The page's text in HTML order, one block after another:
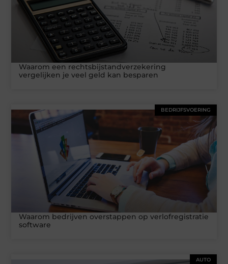
Waarom een rechtsbijstandverzekering
vergelijken je veel geld kan besparen
BEDRIJFSVOERING
Waarom bedrijven overstappen op verlofregistratie
software
AUTO